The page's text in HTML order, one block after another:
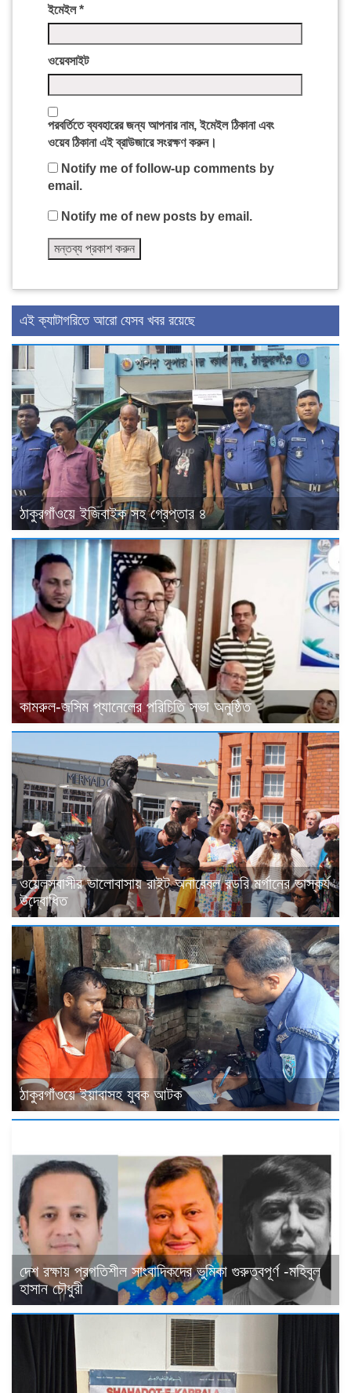
ইমেইল*
ওয়েবসাইট
পরবর্তিতে ব্যবহারের জন্য আপনার নাম, ইমেইল ঠিকানা এবং
ওয়েব ঠিকানা এই ব্রাউজারে সংরক্ষণ করুন।
Notify me of follow-up comments by
email.
Notify me of new posts by email.
এই ক্যাটাগরিতে আরো যেসব খবর রয়েছে
ঠাকুরগাঁওয়ে ইজিবাইক সহ গ্রেপ্তার ৪
কামরুল-জসিম প্যানেলের পরিচিতি সভা অনুষ্ঠিত
ওয়েলসবাসীর ভালোবাসায় রাইট অনারেবল রডরি মর্গানের ভাস্কর্য
উদ্বোধিত
ঠাকুরগাঁওয়ে ইয়াবাসহ যুবক আটক
দেশ রক্ষায় প্রগতিশীল সাংবাদিকদের ভুমিকা গুরুত্বপূর্ণ -মহিবুল
হাসান চৌধুরী